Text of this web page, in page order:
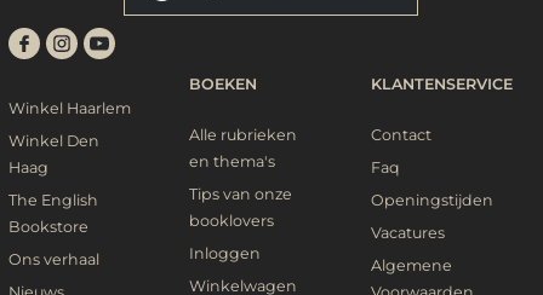
Winkel Haarlem
Winkel Den
Haag
The English
Bookstore
Ons verhaal
BOEKEN
Alle rubrieken
en thema's
Tips van onze
booklovers
Inloggen
Winkelwagen
KLANTENSERVICE
Contact
Faq
Openingstijden
Vacatures
Algemene